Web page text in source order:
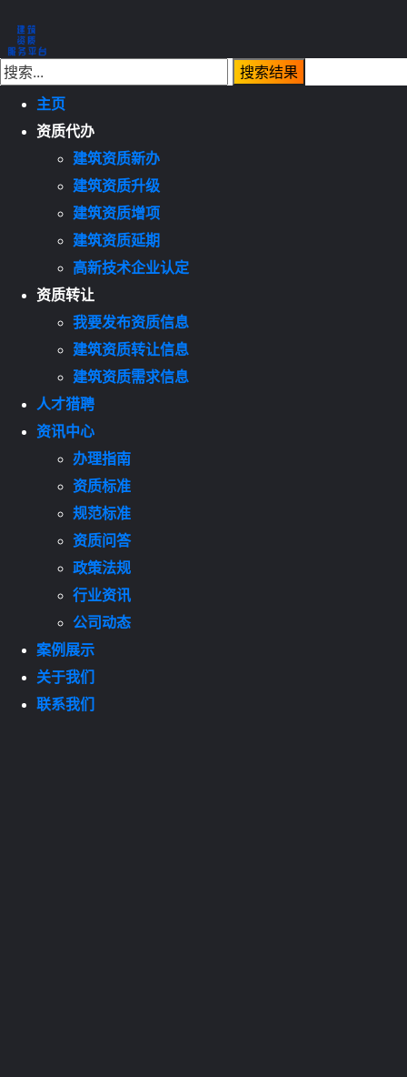
主页
资质代办
建筑资质新办
建筑资质升级
建筑资质增项
建筑资质延期
高新技术企业认定
资质转让
我要发布资质信息
建筑资质转让信息
建筑资质需求信息
人才猎聘
资讯中心
办理指南
资质标准
规范标准
资质问答
政策法规
行业资讯
公司动态
案例展示
关于我们
联系我们